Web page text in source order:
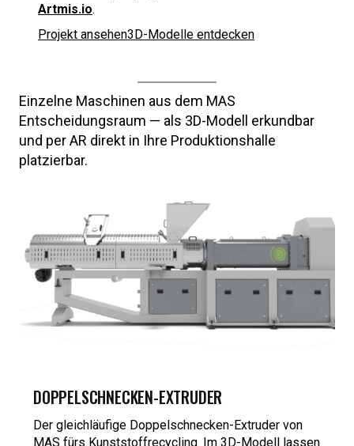
Artmis.io.
Projekt ansehen3D-Modelle entdecken
Einzelne Maschinen aus dem MAS
Entscheidungsraum — als 3D-Modell erkundbar
und per AR direkt in Ihre Produktionshalle
platzierbar.
DOPPELSCHNECKEN-EXTRUDER
Der gleichläufige Doppelschnecken-Extruder von
MAS fürs Kunststoffrecycling. Im 3D-Modell lassen